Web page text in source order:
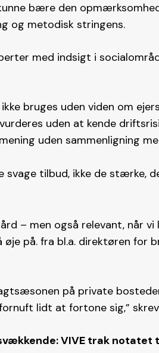
bære den
og metodisk stringens.
med indsigt i
bruges uden viden om
uden at kende
uden sammenligning
svage tilbud, ikke de stærke,
– men også relevant, når
på. fra bl.a. direktøren for
på private
lidt at fortone sig,”
VIVE trak notatet